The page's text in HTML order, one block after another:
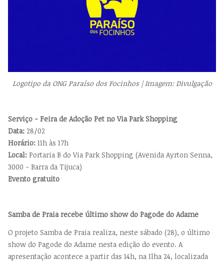
Logotipo da ONG Paraíso dos Focinhos | Imagem: Divulgação
Serviço - Feira de Adoção Pet no Via Park Shopping
Data: 28/02
Horário: 11h às 17h
Local: Portaria B do Via Park Shopping (Avenida Ayrton Senna,
3000 - Barra da Tijuca)
Evento gratuito
Samba de Praia recebe último show do Pagode do Adame
O projeto Samba de Praia realiza, neste sábado (28), o último
show do Pagode do Adame nesta edição do evento. A
apresentação acontece a partir das 14h, na Ilha 24, localizada